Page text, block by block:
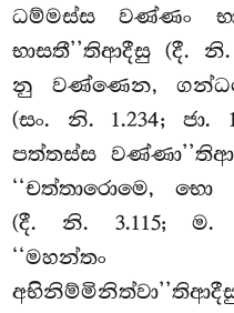
ධම්මස්ස වණ්ණං
භාසතී’’තිආදීසු (දී.
නු වණ්ණෙන,
(සං. නි. 1.234; ජා.
පත්තස්ස
‘‘චත්තාරොමෙ,
(දී. නි. 3.115; ම.
‘‘මහන්තං